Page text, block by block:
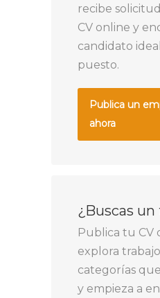
recibe
CV online y
candidato
puesto.
Publica un
ahora
¿Buscas un
Publica tu CV
explora
categorías
y empieza a